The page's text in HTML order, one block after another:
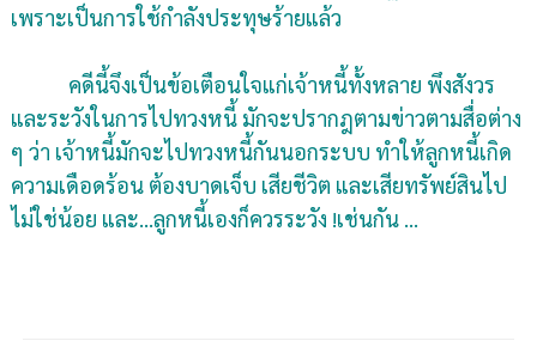
เพราะเป็นการใช้กำลังประทุษร้ายแล้ว
คดีนี้จึงเป็นข้อเตือนใจแก่เจ้าหนี้ทั้งหลาย พึงสังวร
และระวังในการไปทวงหนี้ มักจะปรากฎตามข่าวตามสื่อต่าง
ๆ ว่า เจ้าหนี้มักจะไปทวงหนี้กันนอกระบบ ทำให้ลูกหนี้เกิด
ความเดือดร้อน ต้องบาดเจ็บ เสียชีวิต และเสียทรัพย์สินไป
ไม่ใช่น้อย และ...ลูกหนี้เองก็ควรระวัง !เช่นกัน ...